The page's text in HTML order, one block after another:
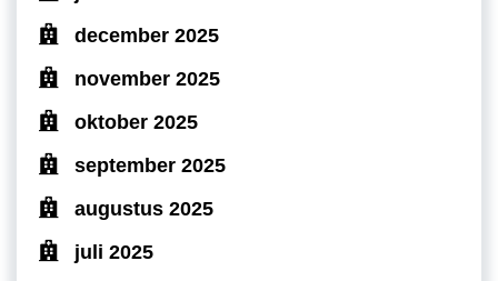
december 2025
november 2025
oktober 2025
september 2025
augustus 2025
juli 2025